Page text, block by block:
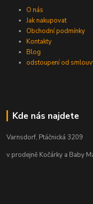
O nás
Jak nakupovat
Obchodní podmínky
Kontakty
Blog
odstoupení od
Kde nás najdete
Varnsdorf, Ptáčnická 3209
v prodejně Kočárky a Baby